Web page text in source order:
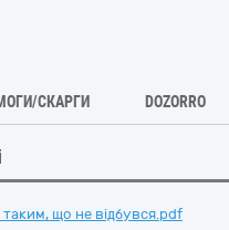
СКАРГИ DOZORRO
що не відбувся.pdf